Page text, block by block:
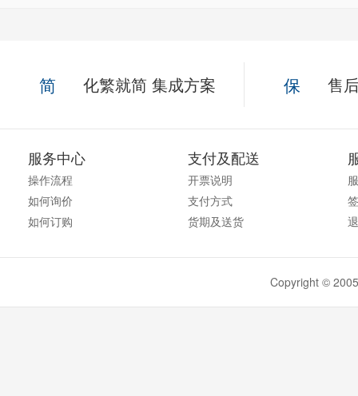
简 化繁就简 集成方案 保 售
服务中心
操作流程
如何询价
如何订购
支付及配送
开票说明
支付方式
货期及送货
Copyright ©